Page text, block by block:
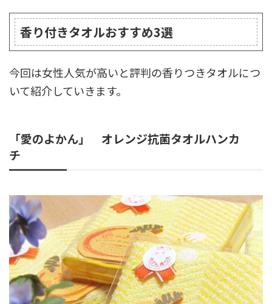
香り付きタオルおすすめ3選
今回は女性人気が高いと評判の香りつきタオルにつ
いて紹介していきます。
「愛のよかん」 オレンジ抗菌タオルハンカ
チ